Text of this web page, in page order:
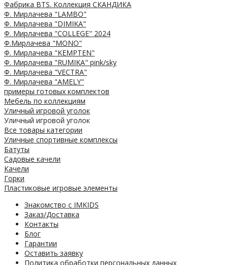
Фабрика BTS. Коллекция СКАНДИКА
Ф. Мирлачева "LAMBO"
Ф. Мирлачева "DIMIKA"
Ф. Мирлачева "COLLEGE" 2024
Ф.Мирлачева "MONO"
Ф. Мирлачева "KEMPTEN"
Ф. Мирлачева "RUMIKA" pink/sky
Ф. Мирлачева "VECTRA"
Ф. Мирлачева "AMELY"
примеры готовых комплектов
Мебель по коллекциям
Уличный игровой уголок
Уличный игровой уголок
Все товары категории
Уличные спортивные комплексы
Батуты
Садовые качели
Качели
Горки
Пластиковые игровые элементы
Знакомство с IMKIDS
Заказ/Доставка
Контакты
Блог
Гарантии
Оставить заявку
Политика обработки персональных данных